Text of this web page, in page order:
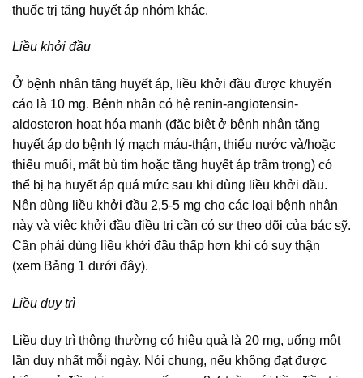
thuốc trị tăng huyết áp nhóm khác.
Liều khởi đầu
Ở bệnh nhân tăng huyết áp, liều khởi đầu được khuyến
cáo là 10 mg. Bệnh nhân có hệ renin-angiotensin-
aldosteron hoạt hóa mạnh (đặc biệt ở bệnh nhân tăng
huyết áp do bệnh lý mạch máu-thận, thiếu nước và/hoặc
thiếu muối, mất bù tim hoặc tăng huyết áp trầm trọng) có
thể bị hạ huyết áp quá mức sau khi dùng liều khởi đầu.
Nên dùng liều khởi đầu 2,5-5 mg cho các loại bệnh nhân
này và việc khởi đầu điều trị cần có sự theo dõi của bác sỹ.
Cần phải dùng liều khởi đầu thấp hơn khi có suy thận
(xem Bảng 1 dưới đây).
Liều duy trì
Liều duy trì thông thường có hiệu quả là 20 mg, uống một
lần duy nhất mỗi ngày. Nói chung, nếu không đạt được